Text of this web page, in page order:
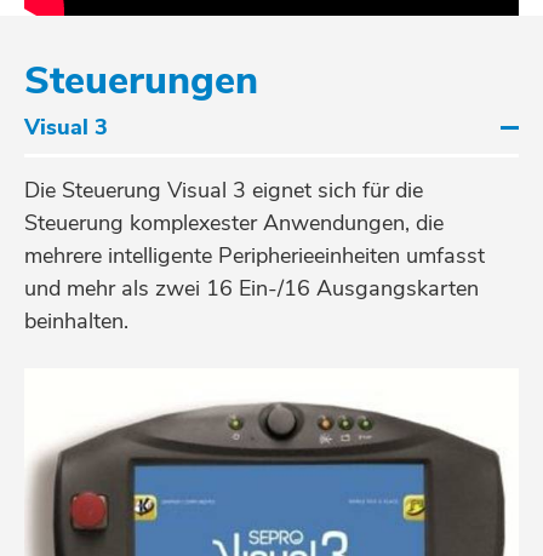
Steuerungen
Visual 3
Die Steuerung Visual 3 eignet sich für die
Steuerung komplexester Anwendungen, die
mehrere intelligente Peripherieeinheiten umfasst
und mehr als zwei 16 Ein-/16 Ausgangskarten
beinhalten.